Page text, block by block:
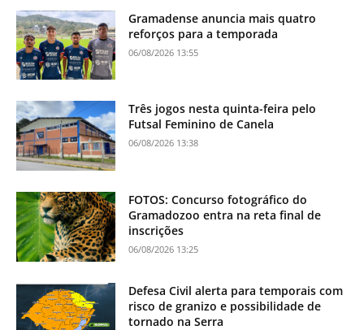
Gramadense anuncia mais quatro
reforços para a temporada
06/08/2026 13:55
Três jogos nesta quinta-feira pelo
Futsal Feminino de Canela
06/08/2026 13:38
FOTOS: Concurso fotográfico do
Gramadozoo entra na reta final de
inscrições
06/08/2026 13:25
Defesa Civil alerta para temporais com
risco de granizo e possibilidade de
tornado na Serra